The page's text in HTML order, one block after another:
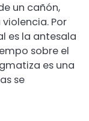
un cañón,
Por
es la antesala
sobre el
es una
se